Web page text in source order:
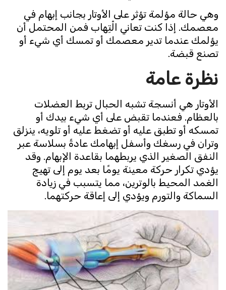
وهي حالة مؤلمة تؤثر على الأوتار بجانب إبهام في
معصمك. إذا كنت تعاني الْتِهاب فمن المحتمل أن
يؤلمك عندما تدير معصمك أو تمسك أي شيء أو
تصنع قبضة.
نظرة عامة
الأوتار هي أنسجة تشبه الحبال تربط العضلات
بالعظام. فعندما تقبض على أي شيء بيدك أو
تمسكه أو تطبق عليه أو تضغط عليه أو تلويه، ينزلق
وتران في رسغك وأسفل إبهامك عادةً بسلاسة عبر
النفق الصغير الذي يربطهما بقاعدة الإبهام. وقد
يؤدي تكرار حركة معينة يومًا بعد يوم إلى تهيج
الغمد المحيط بالوترين، مما يتسبب في زيادة
السماكة والتورم ويؤدي إلى إعاقة حركتهما.